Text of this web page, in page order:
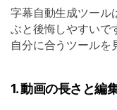
字幕自動生成ツール
ぶと後悔しやすいで
自分に合うツールを
1. 動画の長さと編